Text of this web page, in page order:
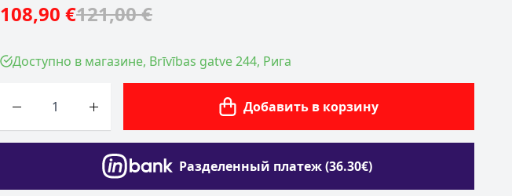
108,90 €121,00 €
Доступно в магазине, Brīvības gatve 244, Рига
Добавить в корзину
Разделенный платеж (36.30€)